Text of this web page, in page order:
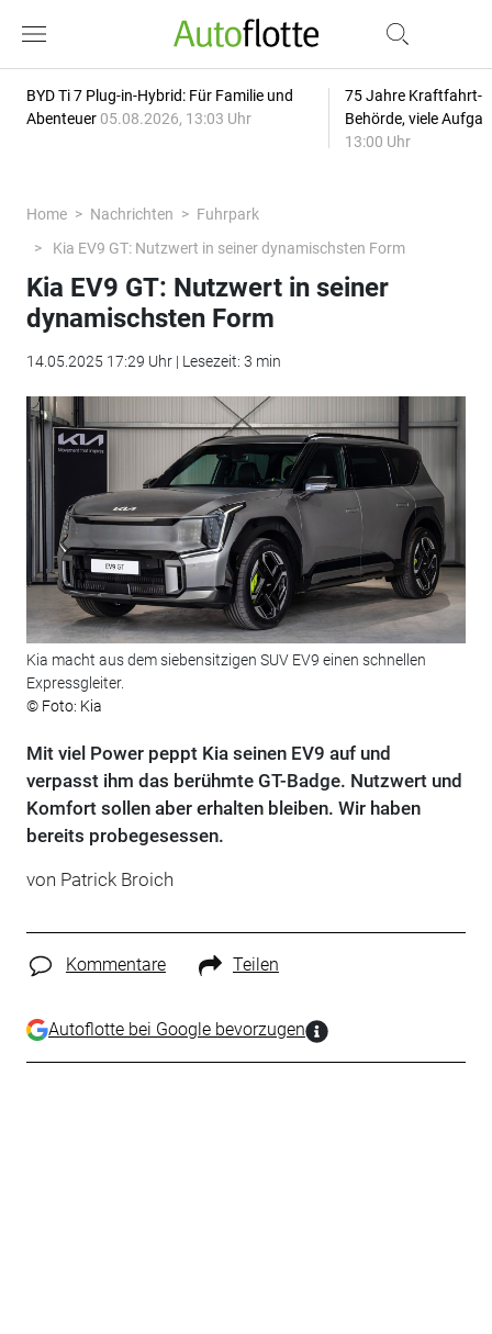
BYD Ti 7 Plug-in-Hybrid: Für Familie und
Abenteuer 05.08.2026, 13:03 Uhr
75 Jahre Kraftfahrt-
Behörde, viele
13:00 Uhr
Home Nachrichten
Fuhrpark
Kia EV9 GT: Nutzwert in seiner dynamischsten Form
Kia EV9 GT: Nutzwert in seiner
dynamischsten Form
14.05.2025 17:29 Uhr | Lesezeit: 3 min
Kia macht aus dem siebensitzigen SUV EV9 einen schnellen
Expressgleiter.
© Foto: Kia
Mit viel Power peppt Kia seinen EV9 auf und
verpasst ihm das berühmte GT-Badge. Nutzwert und
Komfort sollen aber erhalten bleiben. Wir haben
bereits probegesessen.
von Patrick Broich
Kommentare Teilen
Autoflotte bei Google bevorzugen